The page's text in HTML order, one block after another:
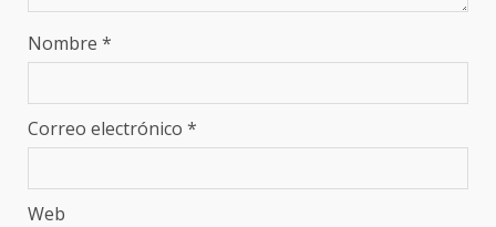
Nombre *
Correo electrónico *
Web